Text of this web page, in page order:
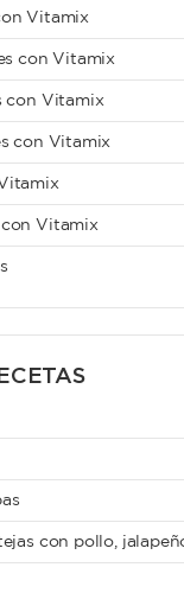
Vitamix
con Vitamix
con Vitamix
con Vitamix
con Vitamix
con pollo,